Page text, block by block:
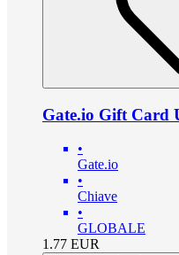
Gate.io Gift Card
•
Gate.io
•
Chiave
•
GLOBALE
1.77 EUR